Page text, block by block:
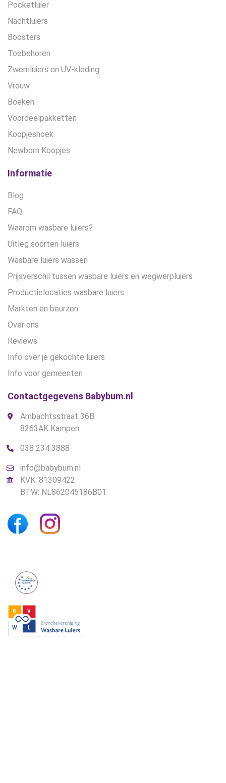
Pocketluier
Nachtluiers
Boosters
Toebehoren
Zwemluiers en UV-kleding
Vrouw
Boeken
Voordeelpakketten
Koopjeshoek
Newborn Koopjes
Informatie
Blog
FAQ
Waarom wasbare luiers?
Uitleg soorten luiers
Wasbare luiers wassen
Prijsverschil tussen wasbare luiers en wegwerpluiers
Productielocaties wasbare luiers
Markten en beurzen
Over ons
Reviews
Info over je gekochte luiers
Info voor gemeenten
Contactgegevens Babybum.nl
Ambachtsstraat 36B
8263AK Kampen
038 234 3888
info@babybum.nl
KVK: 81309422
BTW: NL862045186B01